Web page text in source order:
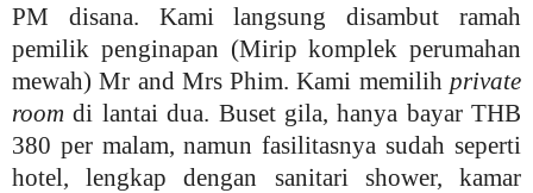
PM disana. Kami langsung disambut ramah
pemilik penginapan (Mirip komplek perumahan
mewah) Mr and Mrs Phim. Kami memilih private
room di lantai dua. Buset gila, hanya bayar THB
380 per malam, namun fasilitasnya sudah seperti
hotel, lengkap dengan sanitari shower, kamar